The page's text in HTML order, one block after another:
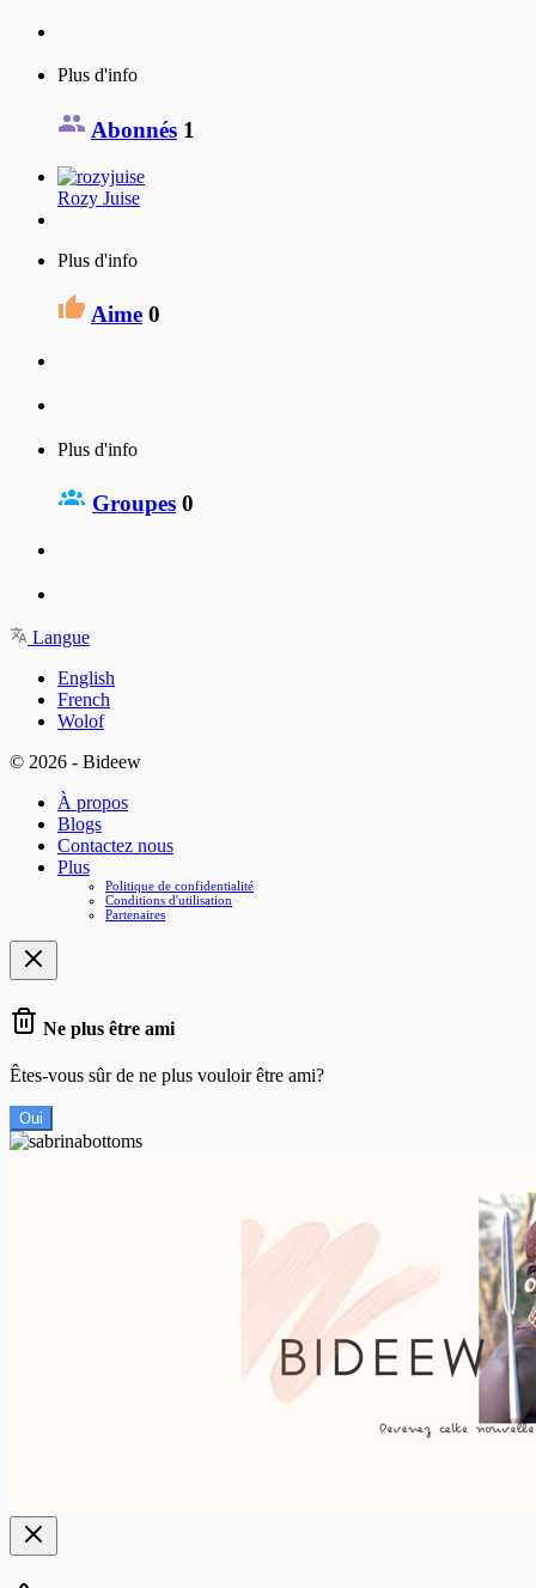
Plus d'info
Abonnés 1
Rozy Juise
Plus d'info
Aime 0
Plus d'info
Groupes 0
Langue
English
French
Wolof
© 2026 - Bideew
À propos
Blogs
Contactez nous
Plus
Politique de confidentialité
Conditions d'utilisation
Partenaires
Ne plus être ami
Êtes-vous sûr de ne plus vouloir être ami?
Oui